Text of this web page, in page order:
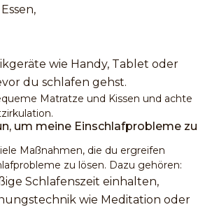
wie Handy, Tablet oder
du schlafen gehst.
Matratze und Kissen und achte
um meine Einschlafprobleme zu
Maßnahmen, die du ergreifen
zu lösen. Dazu gehören:
Schlafenszeit einhalten,
wie Meditation oder